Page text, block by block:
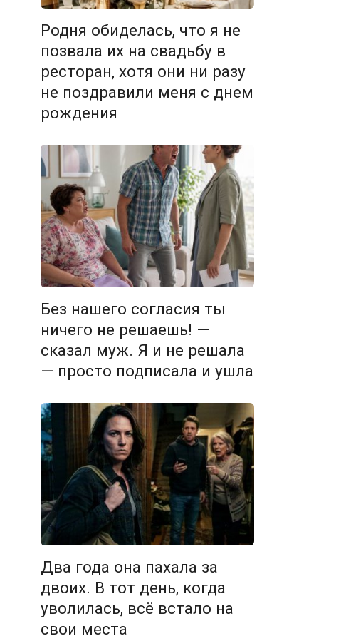
Родня обиделась, что я не
позвала их на свадьбу в
ресторан, хотя они ни разу
не поздравили меня с днем
рождения
Без нашего согласия ты
ничего не решаешь! —
сказал муж. Я и не решала
— просто подписала и ушла
Два года она пахала за
двоих. В тот день, когда
уволилась, всё встало на
свои места